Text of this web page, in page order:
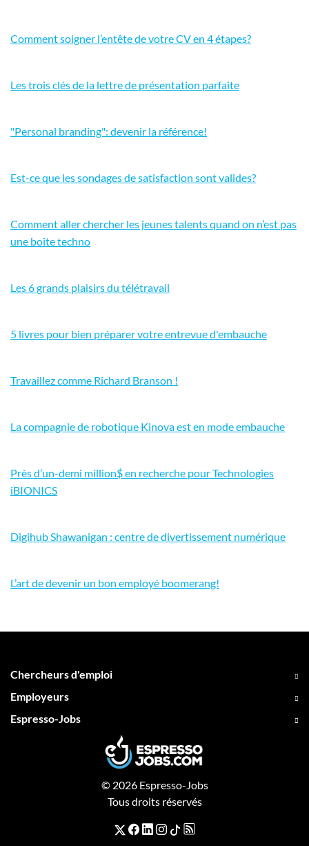
Comment soigner l’entête de votre CV en 4 étapes?
Les trois clés de la lettre de présentation parfaite
"Personal branding": devenir la référence!
Est-ce que les sondages de satisfaction sont valides?
Comment aller chercher les jeunes talents quand on n’est pas
une boîte techno
Les 6 grands plaisirs du télétravail
5 livres pour bien préparer votre entrevue d'embauche
Travaillez comme Richard Branson !
La compagnie de robotique Kinova est en mode embauche
Près d’un-demi million$ en recherche pour Technologies
iBIONICS
Digihub Shawanigan : centre de divertissement numérique
L’art de devenir un bon employé boomerang!
Chercheurs d'emploi
Employeurs
Espresso-Jobs
© 2026 Espresso-Jobs
Tous droits réservés